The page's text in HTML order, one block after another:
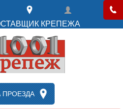
КРЕПЕЖА
ПРОЕЗДА